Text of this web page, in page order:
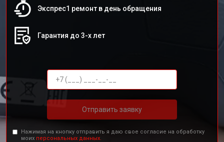
Экспрес1 ремонт в день обращения
Гарантия до 3-х лет
Отправить заявку
Нажимая на кнопку отправить я даю свое согласие на обработку
моих персональных данных.